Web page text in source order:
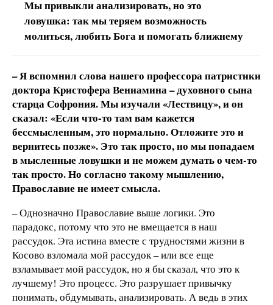
Мы привыкли анализировать, но это
ловушка: так мы теряем возможность
молиться, любить Бога и помогать ближнему
– Я вспомнил слова нашего профессора патристики
доктора Кристофера Вениамина – духовного сына
старца Софрония. Мы изучали «Лествицу», и он
сказал: «Если что-то там вам кажется
бессмысленным, это нормально. Отложите это и
вернитесь позже». Это так просто, но мы попадаем
в мысленные ловушки и не можем думать о чем-то
так просто. Но согласно такому мышлению,
Православие не имеет смысла.
– Однозначно Православие выше логики. Это
парадокс, потому что это не вмещается в наш
рассудок. Эта истина вместе с трудностями жизни в
Косово взломала мой рассудок – или все еще
взламывает мой рассудок, но я бы сказал, что это к
лучшему! Это процесс. Это разрушает привычку
понимать, обдумывать, анализировать. А ведь в этих